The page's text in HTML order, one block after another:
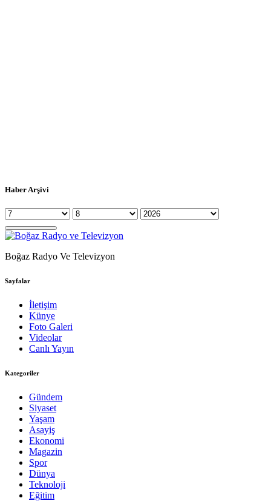
Haber Arşivi
Boğaz Radyo Ve Televizyon
Sayfalar
İletişim
Künye
Foto Galeri
Videolar
Canlı Yayın
Kategoriler
Gündem
Siyaset
Yaşam
Asayiş
Ekonomi
Magazin
Spor
Dünya
Teknoloji
Eğitim